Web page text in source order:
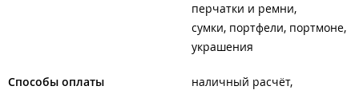
перчатки и ремни
сумки, портфели, портмоне
украшения
Способы оплаты
наличный расчёт